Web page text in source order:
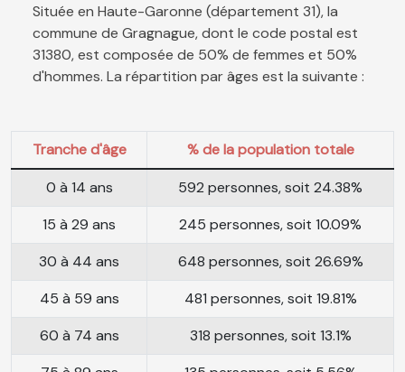
Située en Haute-Garonne (département 31), la
commune de Gragnague, dont le code postal est
31380, est composée de 50% de femmes et 50%
d'hommes. La répartition par âges est la suivante :
Tranche d'âge
% de la population totale
0 à 14 ans
592 personnes, soit 24.38%
15 à 29 ans
245 personnes, soit 10.09%
30 à 44 ans
648 personnes, soit 26.69%
45 à 59 ans
481 personnes, soit 19.81%
60 à 74 ans
318 personnes, soit 13.1%